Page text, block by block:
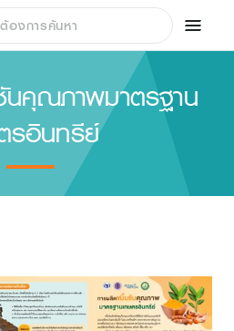
คุณภาพมาตรฐาน
รอินทรีย์